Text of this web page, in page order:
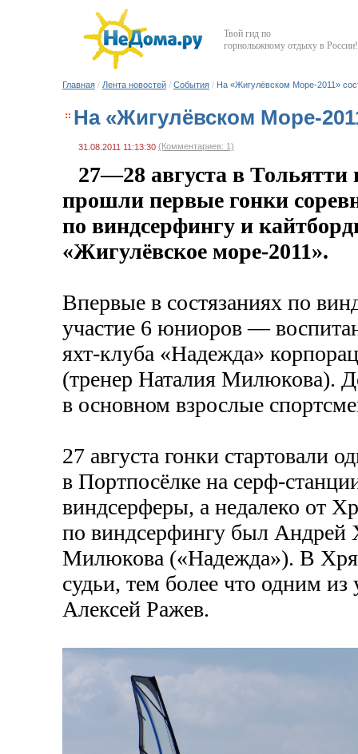
Твой гид по
горнолыжному отдыху в России!
Главная / Лента новостей / События / На «Жигулёвском Море-2011»
На «Жигулёвском Море-
31.08.2011 11:13:30 (Комментариев: 1)
27—28 августа в Тольятти
прошли первые гонки
по виндсерфингу и
«Жигулёвское море-2011».
Впервые в состязаниях по
участие 6 юниоров —
яхт-клуба «Надежда»
(тренер Наталия Милюкова).
в основном взрослые
27 августа гонки стартовали
в Портпосёлке на серф-
виндсерферы, а недалеко от
по виндсерфингу был Андрей
Милюкова («Надежда»). В
судьи, тем более что одним
Алексей Ражев.